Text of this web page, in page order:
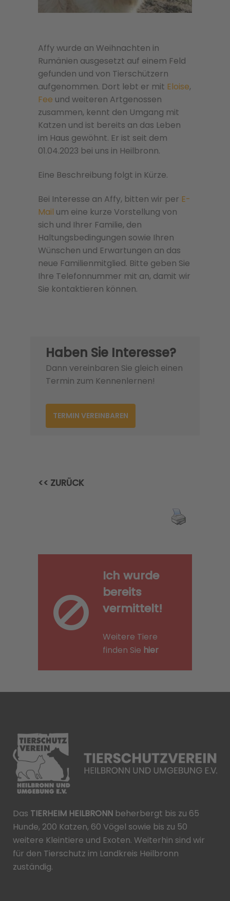
Affy wurde an Weihnachten in
Rumänien ausgesetzt auf einem Feld
gefunden und von Tierschützern
aufgenommen. Dort lebt er mit Eloise,
Fee und weiteren Artgenossen
zusammen, kennt den Umgang mit
Katzen und ist bereits an das Leben
im Haus gewöhnt. Er ist seit dem
01.04.2023 bei uns in Heilbronn.
Eine Beschreibung folgt in Kürze.
Bei Interesse an Affy, bitten wir per E-
Mail um eine kurze Vorstellung von
sich und Ihrer Familie, den
Haltungsbedingungen sowie Ihren
Wünschen und Erwartungen an das
neue Familienmitglied. Bitte geben Sie
Ihre Telefonnummer mit an, damit wir
Sie kontaktieren können.
Haben Sie Interesse?
Dann vereinbaren Sie gleich einen
Termin zum Kennenlernen!
TERMIN VEREINBAREN
<< ZURÜCK
Ich wurde
bereits
vermittelt!
Weitere Tiere
finden Sie hier
Das TIERHEIM HEILBRONN beherbergt bis zu 65
Hunde, 200 Katzen, 60 Vögel sowie bis zu 50
weitere Kleintiere und Exoten. Weiterhin sind wir
für den Tierschutz im Landkreis Heilbronn
zuständig.